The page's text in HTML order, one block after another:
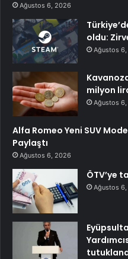
Ağustos 6, 2026
oldu:
Ağustos
milyon
Ağustos
Alfa Romeo Yeni SUV
Paylaştı
Ağustos 6, 2026
ÖTV’ye
Ağustos